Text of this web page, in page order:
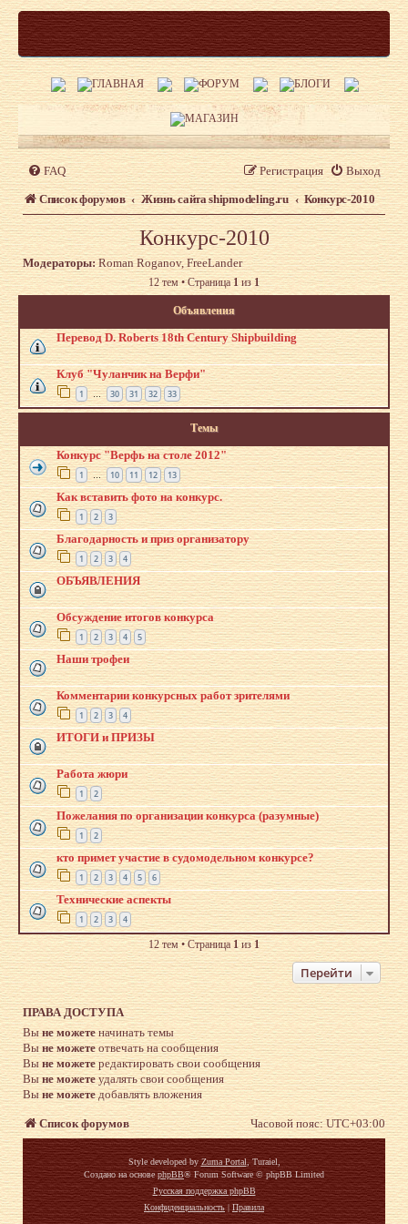
FAQ Выход
Регистрация
Список форумов Жизнь сайта shipmodeling.ru Конкурс-2010
Конкурс-2010
Модераторы: Roman Roganov,FreeLander
12 тем • Страница1из1
Объявления
Перевод D. Roberts 18th Century Shipbuilding
Клуб "Чуланчик на Верфи"
1 … 30 31 32 33
Темы
Конкурс "Верфь на столе 2012"
1 … 10 11 12 13
Как вставить фото на конкурс.
1 2 3
Благодарность и приз организатору
1 2 3 4
ОБЪЯВЛЕНИЯ
Обсуждение итогов конкурса
1 2 3 4 5
Наши трофеи
Комментарии конкурсных работ зрителями
1 2 3 4
ИТОГИ и ПРИЗЫ
Работа жюри
1 2
Пожелания по организации конкурса (разумные)
1 2
кто примет участие в судомодельном конкурсе?
1 2 3 4 5 6
Технические аспекты
1 2 3 4
12 тем • Страница 1из1
Перейти
ПРАВА ДОСТУПА
Выне можетеначинать темы
Выне можетеотвечать на сообщения
Выне можетередактировать свои сообщения
Выне можетеудалять свои сообщения
Выне можетедобавлять вложения
Список форумов Часовой пояс:UTC+03:00
Style developed by Zuma Portal, Turaiel,
Создано на основеphpBB® Forum Software © phpBB Limited
Русская поддержка phpBB
Конфиденциальность | Правила